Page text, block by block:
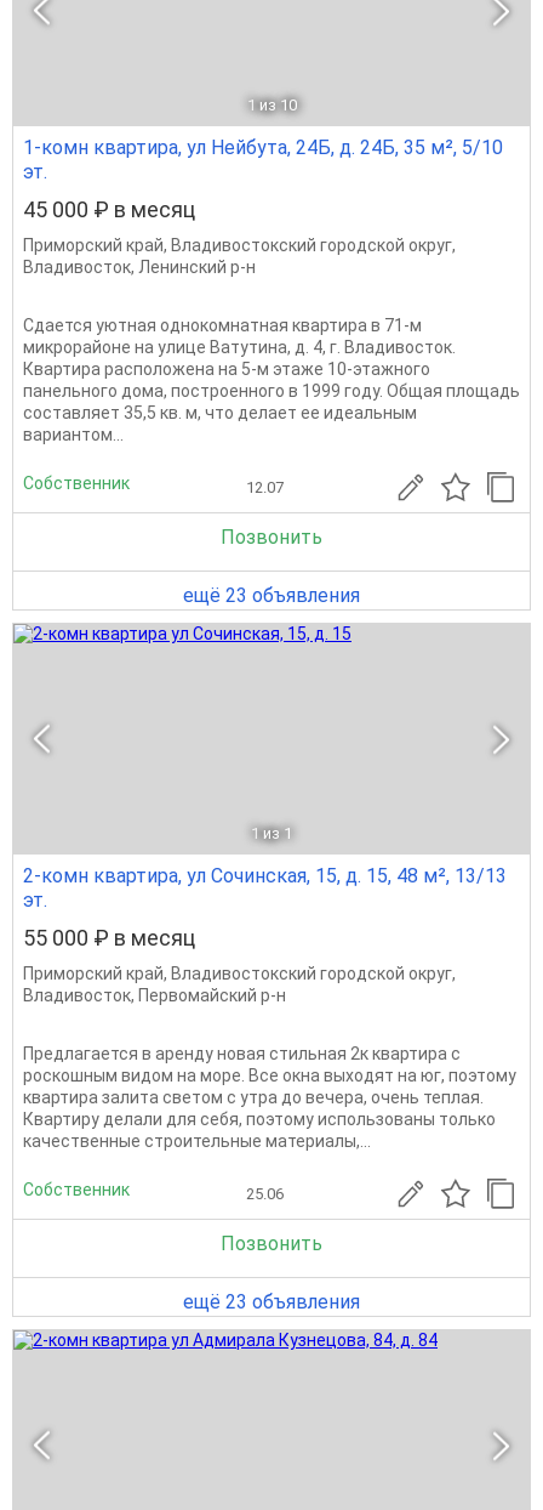
1 из 10
1-комн квартира, ул Нейбута, 24Б, д. 24Б, 35 м², 5/10
эт.
45 000 ₽ в месяц
Приморский край, Владивостокский городской округ,
Владивосток, Ленинский р-н
Сдается уютная однокомнатная квартира в 71-м
микрорайоне на улице Ватутина, д. 4, г. Владивосток.
Квартира расположена на 5-м этаже 10-этажного
панельного дома, построенного в 1999 году. Общая площадь
составляет 35,5 кв. м, что делает ее идеальным
вариантом...
Собственник 12.07
Позвонить
ещё 23 объявления
1 из 1
2-комн квартира, ул Сочинская, 15, д. 15, 48 м², 13/13
эт.
55 000 ₽ в месяц
Приморский край, Владивостокский городской округ,
Владивосток, Первомайский р-н
Предлагается в аренду новая стильная 2к квартира с
роскошным видом на море. Все окна выходят на юг, поэтому
квартира залита светом с утра до вечера, очень теплая.
Квартиру делали для себя, поэтому использованы только
качественные строительные материалы,...
Собственник 25.06
Позвонить
ещё 23 объявления